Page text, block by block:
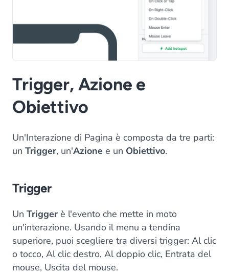
Trigger, Azione e
Obiettivo
Un'Interazione di Pagina è composta da tre parti:
un Trigger, un'Azione e un Obiettivo.
Trigger
Un Trigger è l'evento che mette in moto
un'interazione. Usando il menu a tendina
superiore, puoi scegliere tra diversi trigger: Al clic
o tocco, Al clic destro, Al doppio clic, Entrata del
mouse, Uscita del mouse.